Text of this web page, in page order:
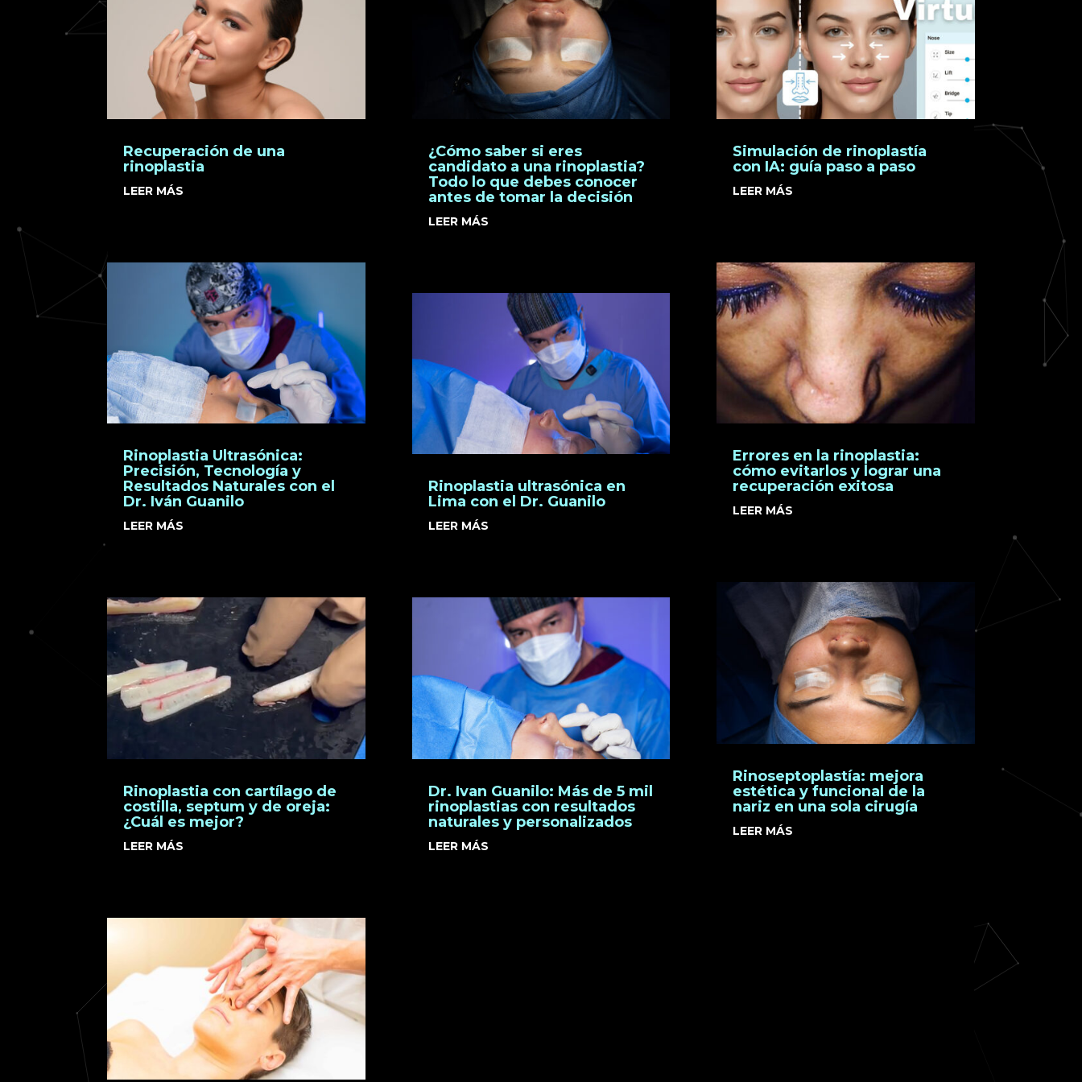
Recuperación de una
rinoplastia
LEER MÁS
Rinoplastia Ultrasónica:
Precisión, Tecnología y
Resultados Naturales con el
Dr. Iván Guanilo
LEER MÁS
Rinoplastia con cartílago de
costilla, septum y de oreja:
¿Cuál es mejor?
LEER MÁS
¿Cómo saber si eres
candidato a una rinoplastia?
Todo lo que debes conocer
antes de tomar la decisión
LEER MÁS
Rinoplastia ultrasónica en
Lima con el Dr. Guanilo
LEER MÁS
Dr. Ivan Guanilo: Más de 5 mil
rinoplastias con resultados
naturales y personalizados
LEER MÁS
Simulación de rinoplastía
con IA: guía paso a paso
LEER MÁS
Errores en la rinoplastia:
cómo evitarlos y lograr una
recuperación exitosa
LEER MÁS
Rinoseptoplastía: mejora
estética y funcional de la
nariz en una sola cirugía
LEER MÁS